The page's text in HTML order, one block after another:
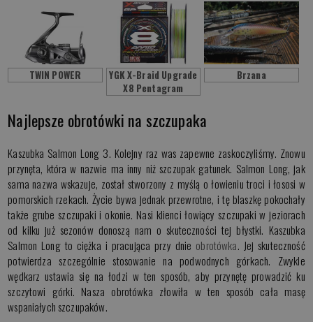
TWIN POWER
YGK X-Braid Upgrade
X8 Pentagram
Brzana
Najlepsze obrotówki na szczupaka
Kaszubka Salmon Long 3. Kolejny raz was zapewne zaskoczyliśmy. Znowu
przynęta, która w nazwie ma inny niż szczupak gatunek. Salmon Long, jak
sama nazwa wskazuje, został stworzony z myślą o łowieniu troci i łososi w
pomorskich rzekach. Życie bywa jednak przewrotne, i tę blaszkę pokochały
także grube szczupaki i okonie. Nasi klienci łowiący szczupaki w jeziorach
od kilku już sezonów donoszą nam o skuteczności tej błystki. Kaszubka
Salmon Long to ciężka i pracująca przy dnie obrotówka. Jej skuteczność
potwierdza szczególnie stosowanie na podwodnych górkach. Zwykle
wędkarz ustawia się na łodzi w ten sposób, aby przynętę prowadzić ku
szczytowi górki. Nasza obrotówka złowiła w ten sposób cała masę
wspaniałych szczupaków.